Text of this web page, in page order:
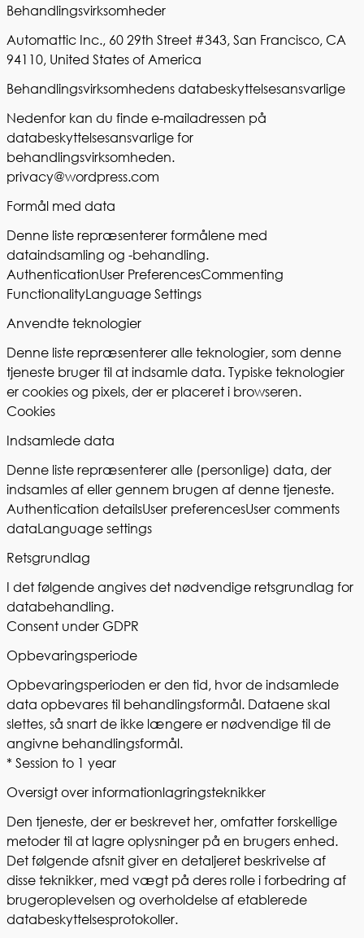
Behandlingsvirksomheder
Automattic Inc., 60 29th Street #343, San Francisco, CA
94110, United States of America
Behandlingsvirksomhedens databeskyttelsesansvarlige
Nedenfor kan du finde e-mailadressen på
databeskyttelsesansvarlige for
behandlingsvirksomheden.
privacy@wordpress.com
Formål med data
Denne liste repræsenterer formålene med
dataindsamling og -behandling.
AuthenticationUser PreferencesCommenting
FunctionalityLanguage Settings
Anvendte teknologier
Denne liste repræsenterer alle teknologier, som denne
tjeneste bruger til at indsamle data. Typiske teknologier
er cookies og pixels, der er placeret i browseren.
Cookies
Indsamlede data
Denne liste repræsenterer alle (personlige) data, der
indsamles af eller gennem brugen af denne tjeneste.
Authentication detailsUser preferencesUser comments
dataLanguage settings
Retsgrundlag
I det følgende angives det nødvendige retsgrundlag for
databehandling.
Consent under GDPR
Opbevaringsperiode
Opbevaringsperioden er den tid, hvor de indsamlede
data opbevares til behandlingsformål. Dataene skal
slettes, så snart de ikke længere er nødvendige til de
angivne behandlingsformål.
* Session to 1 year
Oversigt over informationlagringsteknikker
Den tjeneste, der er beskrevet her, omfatter forskellige
metoder til at lagre oplysninger på en brugers enhed.
Det følgende afsnit giver en detaljeret beskrivelse af
disse teknikker, med vægt på deres rolle i forbedring af
brugeroplevelsen og overholdelse af etablerede
databeskyttelsesprotokoller.